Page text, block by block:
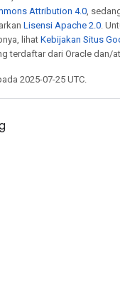
Attribution 4.0,
Lisensi Apache 2.0.
lihat Kebijakan Situs
terdaftar dari Oracle dan/
2025-07-25 UTC.